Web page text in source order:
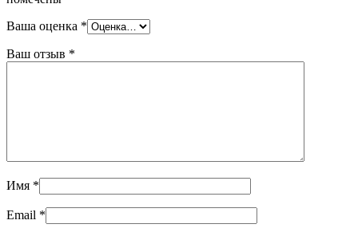
Ваша оценка *
Ваш отзыв *
Имя *
Email *